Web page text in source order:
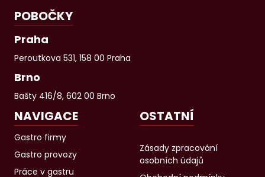
POBOČKY
Praha
Peroutkova 531, 158 00 Praha
Brno
Bašty 416/8, 602 00 Brno
NAVIGACE
Gastro firmy
Gastro provozy
Práce v gastru
OSTATNÍ
Zásady zpracování
osobních údajů